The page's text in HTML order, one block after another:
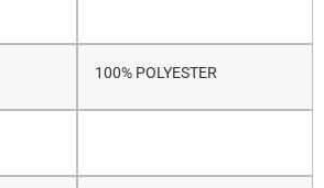
100% POLYESTER